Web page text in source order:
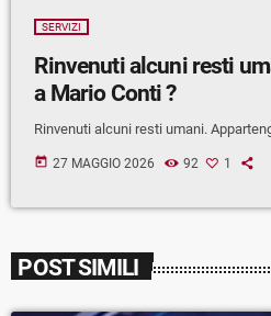
SERVIZI
Rinvenuti alcuni resti
a Mario Conti ?
Rinvenuti alcuni resti umani.
today 27 MAGGIO 2026 92 1
POST SIMILI